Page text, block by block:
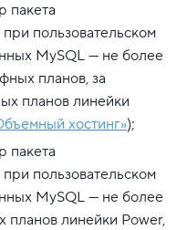
пакета
пользовательском
MySQL — не более
планов, за
планов линейки
хостинг»);
пакета
пользовательском
MySQL — не более
планов линейки Power,